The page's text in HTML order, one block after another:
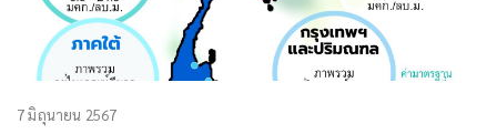
7 มิถุนายน 2567